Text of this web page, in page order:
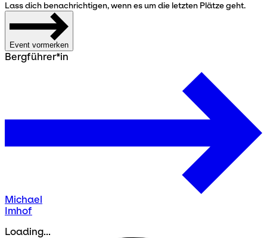
Lass dich benachrichtigen, wenn es um die letzten Plätze geht.
Event vormerken
Bergführer*in
Michael
Imhof
Loading...